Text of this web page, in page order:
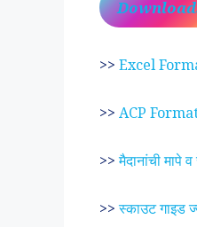
>> Excel
>> ACP
>>मैदानांची मापे
>>स्काउट गाइड